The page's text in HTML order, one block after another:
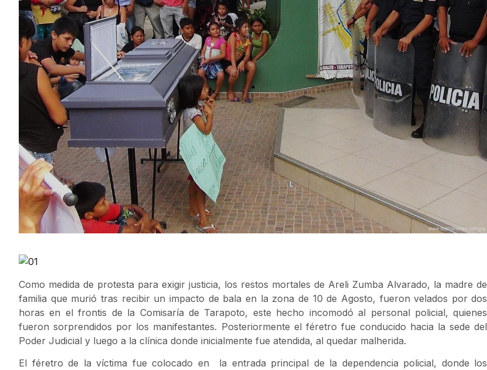
Como medida de protesta para exigir justicia, los restos mortales de Areli Zumba Alvarado, la madre de
familia que murió tras recibir un impacto de bala en la zona de 10 de Agosto, fueron velados por dos
horas en el frontis de la Comisaría de Tarapoto, este hecho incomodó al personal policial, quienes
fueron sorprendidos por los manifestantes. Posteriormente el féretro fue conducido hacia la sede del
Poder Judicial y luego a la clínica donde inicialmente fue atendida, al quedar malherida.
El féretro de la víctima fue colocado en la entrada principal de la dependencia policial, donde los